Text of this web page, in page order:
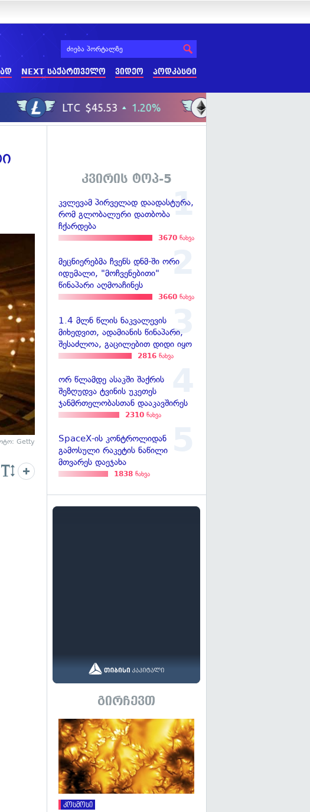
NEXT საქართველო ვიდეო პოდკასტი
Getty
კვირის ტოპ-5
კვლევამ პირველად დაადასტურა,
რომ გლობალური დათბობა
ჩქარდება
3670 ნახვა
მეცნიერებმა ჩვენს დნმ-ში ორი
იდუმალი, "მოჩვენებითი"
წინაპარი აღმოაჩინეს
3660 ნახვა
1.4 მლნ წლის ნაკვალევის
მიხედვით, ადამიანის წინაპარი,
შესაძლოა, გაცილებით დიდი იყო
2816 ნახვა
ორ წლამდე ასაკში შაქრის
შეზღუდვა ტვინის უკეთეს
ჯანმრთელობასთან დააკავშირეს
2310 ნახვა
SpaceX-ის კონტროლიდან
გამოსული რაკეტის ნაწილი
მთვარეს დაეჯახა
1838 ნახვა
გირჩევთ
კოსმოსი